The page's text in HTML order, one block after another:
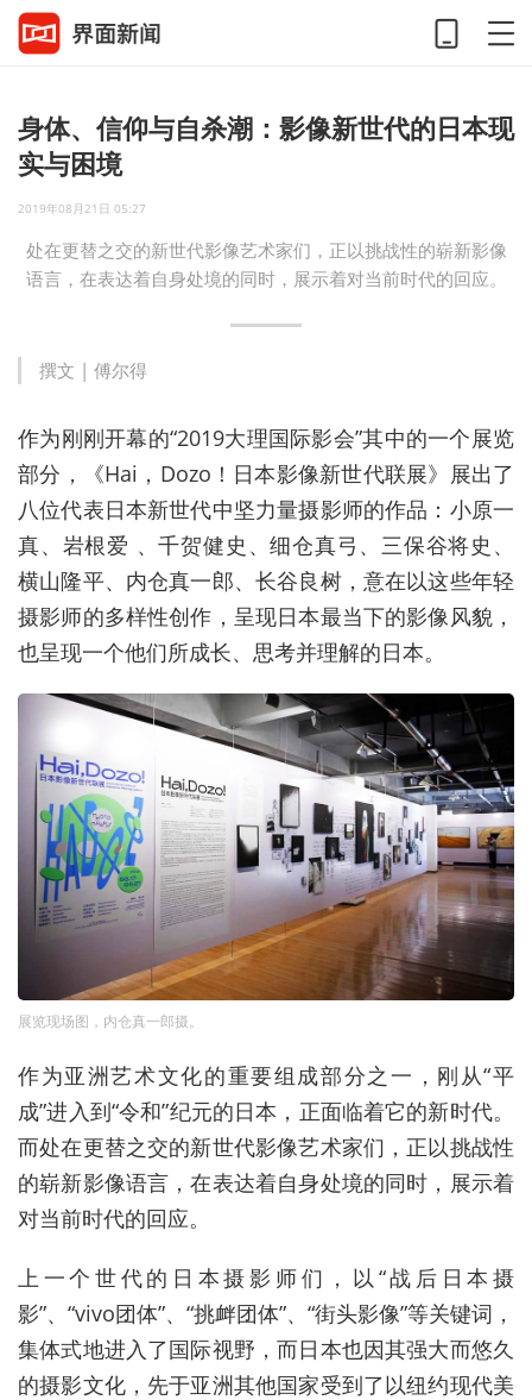
身体、信仰与自杀潮：影像新世代的日本现
实与困境
2019年08月21日 05:27
处在更替之交的新世代影像艺术家们，正以挑战性的崭新影像
语言，在表达着自身处境的同时，展示着对当前时代的回应。
撰文 | 傅尔得
作为刚刚开幕的“2019大理国际影会”其中的一个展览
部分，《Hai，Dozo！日本影像新世代联展》展出了
八位代表日本新世代中坚力量摄影师的作品：小原一
真、岩根爱 、千贺健史、细仓真弓、三保谷将史、
横山隆平、内仓真一郎、长谷良树，意在以这些年轻
摄影师的多样性创作，呈现日本最当下的影像风貌，
也呈现一个他们所成长、思考并理解的日本。
展览现场图，内仓真一郎摄。
作为亚洲艺术文化的重要组成部分之一，刚从“平
成”进入到“令和”纪元的日本，正面临着它的新时代。
而处在更替之交的新世代影像艺术家们，正以挑战性
的崭新影像语言，在表达着自身处境的同时，展示着
对当前时代的回应。
上一个世代的日本摄影师们，以“战后日本摄
影”、“vivo团体”、“挑衅团体”、“街头影像”等关键词，
集体式地进入了国际视野，而日本也因其强大而悠久
的摄影文化，先于亚洲其他国家受到了以纽约现代美